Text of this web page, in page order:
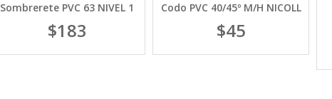
Sombrerete PVC 63 NIVEL 1
$183
Codo PVC 40/45º M/H NICOLL
$45